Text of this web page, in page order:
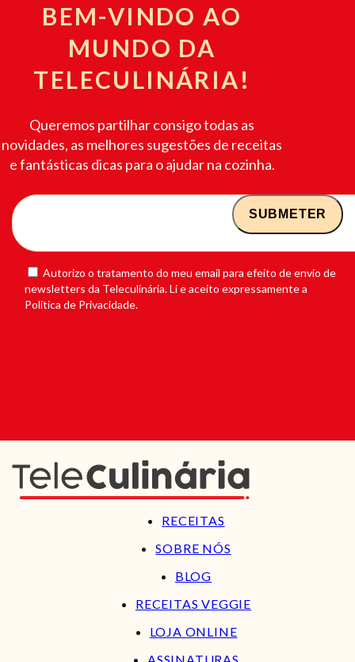
BEM-VINDO AO
MUNDO DA
TELECULINÁRIA!
Queremos partilhar consigo todas as
novidades, as melhores sugestões de receitas
e fantásticas dicas para o ajudar na cozinha.
Autorizo o tratamento do meu email para efeito de envio de
newsletters da Teleculinária. Li e aceito expressamente a
Política de Privacidade.
RECEITAS
SOBRE NÓS
BLOG
RECEITAS VEGGIE
LOJA ONLINE